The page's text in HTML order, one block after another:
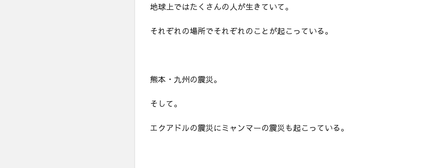
地球上ではたくさんの人が生きていて。
それぞれの場所でそれぞれのことが起こっている。
熊本・九州の震災。
そして。
エクアドルの震災にミャンマーの震災も起こっている。